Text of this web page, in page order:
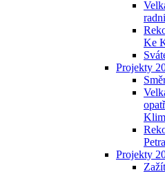
Ke
Projekty
Projekty